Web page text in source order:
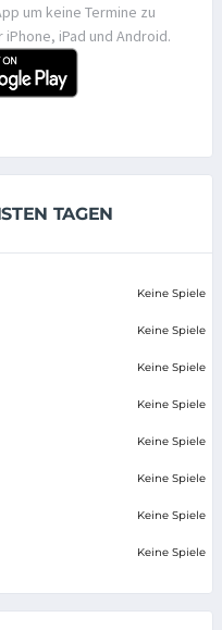
um keine Termine zu
iPad und Android.
TAGEN
Keine Spiele
Keine Spiele
Keine Spiele
Keine Spiele
Keine Spiele
Keine Spiele
Keine Spiele
Keine Spiele